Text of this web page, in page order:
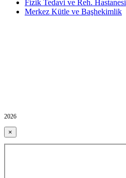
Fizik Tedavi ve Reh. Hastanesi
Merkez Kütle ve Başhekimlik
2026
×